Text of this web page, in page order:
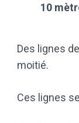
10
Des lignes
moitié.
Ces lignes